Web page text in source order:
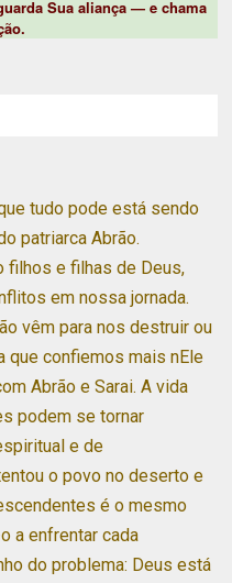
Sua aliança — e chama
tudo pode está sendo
patriarca Abrão.
filhos e filhas de Deus,
em nossa jornada.
vêm para nos destruir ou
que confiemos mais nEle
Abrão e Sarai. A vida
podem se tornar
e de
o povo no deserto e
é o mesmo
a enfrentar cada
do problema: Deus está